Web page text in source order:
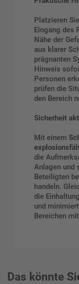
Platzieren
Eingang des
Nähe der
aus klarer
prägnanten
Hinweis
Personen
prüfen die
den Bereich
Sicherheit
Mit einem
die
Anlagen und
Beteiligten
handeln.
die
und
Bereichen
Das könnte